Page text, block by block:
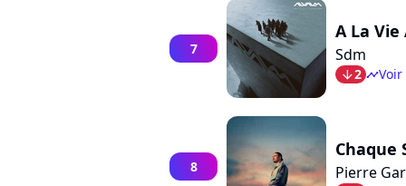
7
A La
Sdm
arrow_bot2 timelineVoir
8
Chaque
Pierre